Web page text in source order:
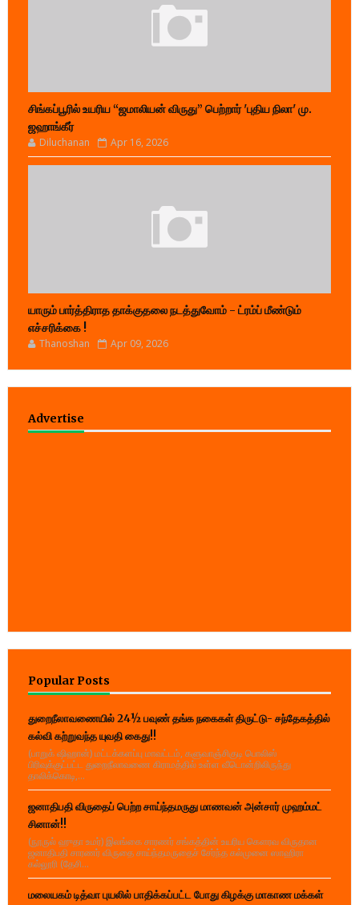
சிங்கப்பூரில் உயரிய “ஜமாலியன் விருது” பெற்றார் 'புதிய நிலா' மு.
ஜஹாங்கீர்
Diluchanan Apr 16, 2026
யாரும் பார்த்திராத தாக்குதலை நடத்துவோம் - ட்ரம்ப் மீண்டும்
எச்சரிக்கை !
Thanoshan Apr 09, 2026
Advertise
Popular Posts
துறைநீலாவணையில் 24½ பவுண் தங்க நகைகள் திருட்டு- சந்தேகத்தில்
கல்வி கற்றுவந்த யுவதி கைது!!
(பாறுக் ஷிஹான்) மட்டக்களப்பு மாவட்டம், களுவாஞ்சிகுடி பொலிஸ்
பிரிவுக்குட்பட்ட துறைநீலாவணை கிராமத்தில் உள்ள வீடொன்றிலிருந்து
தாலிக்கொடி,...
ஜனாதிபதி விருதைப் பெற்ற சாய்ந்தமருது மாணவன் அன்சார் முஹம்மட்
சினான்!!
(நூருல் ஹுதா உமர்) இலங்கை சாரணர் சங்கத்தின் உயரிய கௌரவ விருதான
ஜனாதிபதி சாரணர் விருதை சாய்ந்தமருதைச் சேர்ந்த கல்முனை ஸாஹிரா
கல்லூரி (தேசி...
மலையகம் டித்வா புயலில் பாதிக்கப்பட்ட போது கிழக்கு மாகாண மக்கள்